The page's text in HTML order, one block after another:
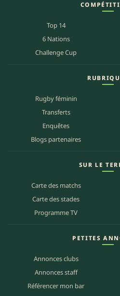
Top 14
6 Nations
Challenge Cup
Rugby féminin
Transferts
Enquêtes
Blogs partenaires
SUR LE
Carte des matchs
Carte des stades
Programme TV
PETITES
Annonces clubs
Annonces staff
Référencer mon bar